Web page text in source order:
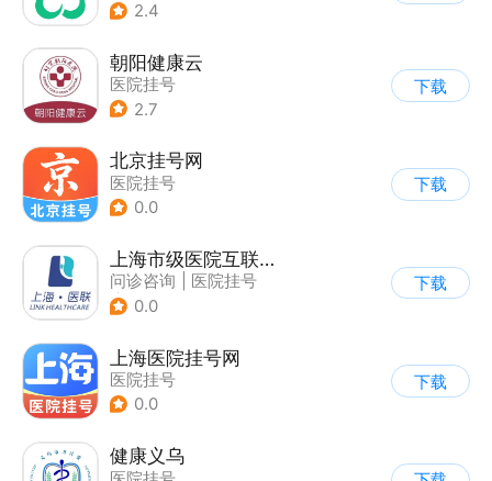
2.4
朝阳健康云
医院挂号
2.7
下载
北京挂号网
医院挂号
0.0
下载
上海市级医院互联网总平台
问诊咨询
医院挂号
| 运动社区
0.0
下载
上海医院挂号网
医院挂号
0.0
下载
健康义乌